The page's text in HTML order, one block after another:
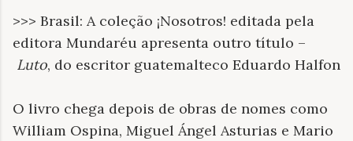
>>> Brasil: A coleção ¡Nosotros! editada pela
editora Mundaréu apresenta outro título –
Luto, do escritor guatemalteco Eduardo Halfon
O livro chega depois de obras de nomes como
William Ospina, Miguel Ángel Asturias e Mario